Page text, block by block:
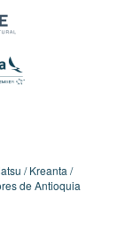
Kreanta
de Antioquia